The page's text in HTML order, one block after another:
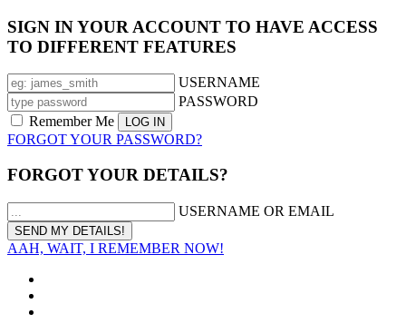
SIGN IN YOUR ACCOUNT TO HAVE ACCESS
TO DIFFERENT FEATURES
USERNAME
PASSWORD
Remember Me
FORGOT YOUR PASSWORD?
FORGOT YOUR DETAILS?
USERNAME OR EMAIL
AAH, WAIT, I REMEMBER NOW!